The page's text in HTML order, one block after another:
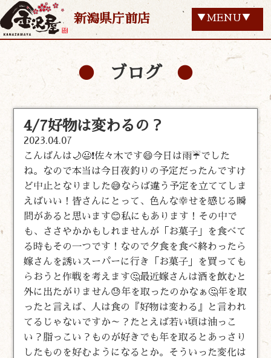
新潟県庁前店 ▼MENU▼
ブログ
4/7好物は変わるの？
2023.04.07
こんばんは🌙😃❗佐々木です😄今日は雨☔でした
ね。なので本当は今日夜釣りの予定だったんですけ
ど中止となりました😅ならば違う予定を立ててしま
えばいい！皆さんにとって、色んな幸せを感じる瞬
間があると思います😊私にもあります！その中で
も、ささやかかもしれませんが「お菓子」を食べて
る時もその一つです！なので夕食を食べ終わったら
嫁さんを誘いスーパーに行き「お菓子」を買っても
らおうと作戦を考えます🤔最近嫁さんは酒を飲むと
外に出たがりません😓年を取ったのかなぁ🤔年を取
ったと言えば、人は食の『好物は変わる』と言われ
てるじゃないですか～？たとえば若い頃は油っこ
い？脂っこい？ものが好きでも年を取るとあっさり
したものを好むようになるとか。そういった変化は